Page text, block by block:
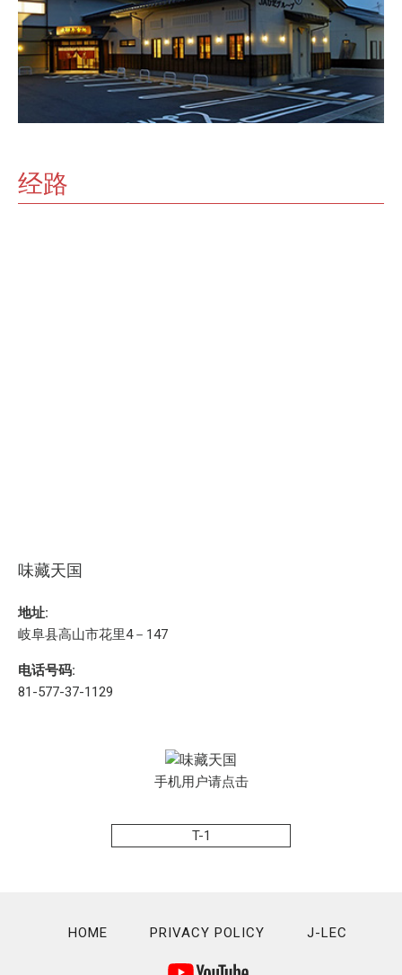
经路
味藏天国
地址:
岐阜县高山市花里4－147
电话号码:
81-577-37-1129
手机用户请点击
T-1
HOME PRIVACY POLICY J-LEC